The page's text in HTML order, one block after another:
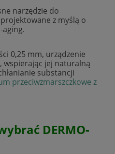
narzędzie do
z myślą o
0,25 mm, urządzenie
wspierając jej naturalną
substancji
przeciwzmarszczkowe z
DERMO-